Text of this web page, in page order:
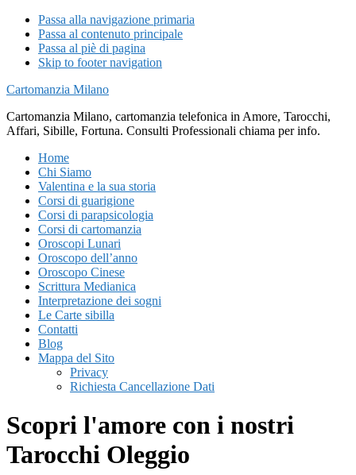
Passa alla navigazione primaria
Passa al contenuto principale
Passa al piè di pagina
Skip to footer navigation
Cartomanzia Milano
Cartomanzia Milano, cartomanzia telefonica in Amore, Tarocchi,
Affari, Sibille, Fortuna. Consulti Professionali chiama per info.
Home
Chi Siamo
Valentina e la sua storia
Corsi di guarigione
Corsi di parapsicologia
Corsi di cartomanzia
Oroscopi Lunari
Oroscopo dell’anno
Oroscopo Cinese
Scrittura Medianica
Interpretazione dei sogni
Le Carte sibilla
Contatti
Blog
Mappa del Sito
Privacy
Richiesta Cancellazione Dati
Scopri l'amore con i nostri
Tarocchi Oleggio